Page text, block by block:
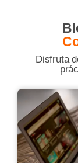
Disfruta